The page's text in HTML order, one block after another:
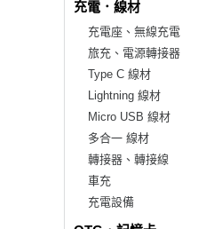
充電．線材
充電座、無線充電
旅充、電源轉接器
Type C 線材
Lightning 線材
Micro USB 線材
多合一 線材
轉接器、轉接線
車充
充電設備